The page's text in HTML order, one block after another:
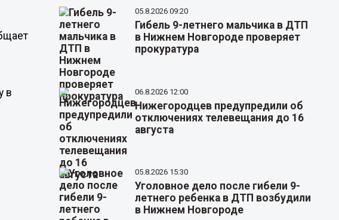
в
05.8.2026 09:20
Гибель 9-летнего мальчика в ДТП
в Нижнем Новгороде проверяет
прокуратура
06.8.2026 12:00
Нижегородцев предупредили об
отключениях телевещания до 16
августа
05.8.2026 15:30
Уголовное дело после гибели 9-
летнего ребенка в ДТП возбудили
в Нижнем Новгороде